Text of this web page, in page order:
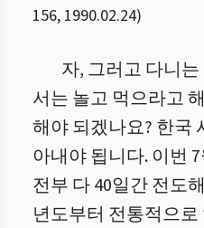
156, 1990.02.24)
자, 그러고 다니
서는 놀고 먹으라고
해야 되겠나요? 한국
아내야 됩니다. 이번
전부 다 40일간 전도
년도부터 전통적으